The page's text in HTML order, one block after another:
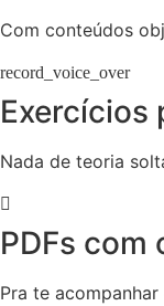
Com conteúdos
Exercícios
Nada de teoria
PDFs
Pra te